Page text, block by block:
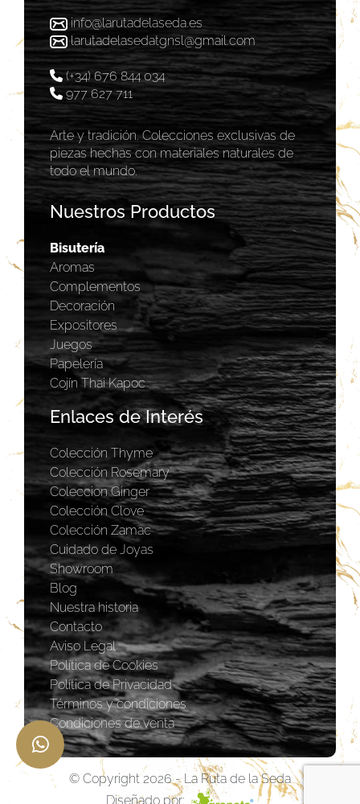
info@larutadelaseda.es
larutadelasedatgnsl@gmail.com
(+34) 676 844 034
977 627 711
Arte y tradición. Colecciones exclusivas de
piezas hechas con materiales naturales de
todo el mundo.
Nuestros Productos
Bisutería
Aromas
Complementos
Decoración
Expositores
Juegos
Papelería
Cojín Thai Kapoc
Enlaces de Interés
Colección Thyme
Colección Rosemary
Coleccion Ginger
Colección Clove
Colección Zamac
Cuidado de Joyas
Showroom
Blog
Nuestra historia
Contacto
Aviso Legal
Política de Cookies
Política de Privacidad
Términos y condiciones
Condiciones de venta
© Copyright 2026 - La Ruta de la Seda
Diseñado por: